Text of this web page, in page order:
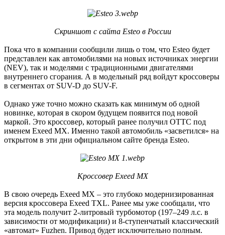
Скриншот с сайта Esteo в России
Пока что в компании сообщили лишь о том, что Esteo будет
представлен как автомобилями на новых источниках энергии
(NEV), так и моделями с традиционными двигателями
внутреннего сгорания. А в модельный ряд войдут кроссоверы
в сегментах от SUV-D до SUV-F.
Однако уже точно можно сказать как минимум об одной
новинке, которая в скором будущем появится под новой
маркой. Это кроссовер, который ранее получил ОТТС под
именем Exeed MX. Именно такой автомобиль «засветился» на
открытом в эти дни официальном сайте бренда Esteo.
Кроссовер Exeed MX
В свою очередь Exeed MX – это глубоко модернизированная
версия кроссовера Exeed TXL. Ранее мы уже сообщали, что
эта модель получит 2-литровый турбомотор (197–249 л.с. в
зависимости от модификации) и 8-ступенчатый классический
«автомат» Fuzhen. Привод будет исключительно полным.